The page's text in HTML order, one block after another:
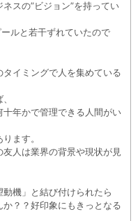
スの”ビジョン”を持ってい
ルと若干ずれていたので
イミングで人を集めている
十年かで管理できる人間がい
ます。
人は業界の背景や現状が見
機」と結び付けられたら
？？好印象にもきっとなる